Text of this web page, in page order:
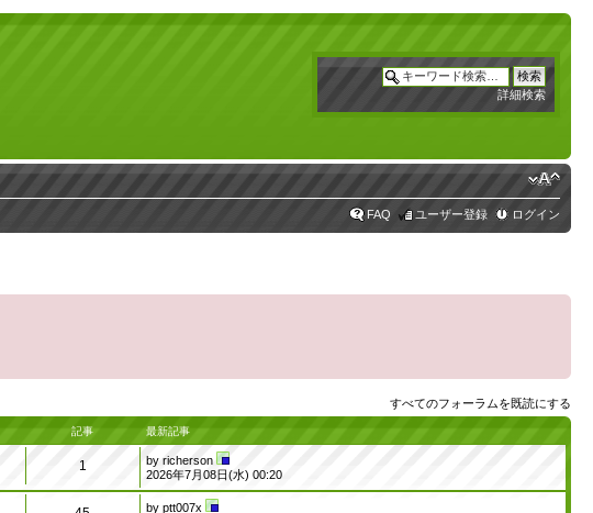
詳細検索
FAQ ユーザー登録 ログイン
すべてのフォーラムを既読にする
記事 最新記事
1 byricherson
2026年7月08日(水) 00:20
byptt007x